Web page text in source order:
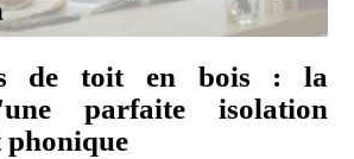
de toit en bois : la
parfaite isolation
phonique